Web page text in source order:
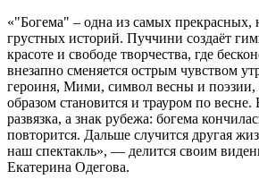
«"Богема" – одна из самых прекрасных,
грустных историй. Пуччини создаёт
красоте и свободе творчества, где
внезапно сменяется острым чувством
героиня, Мими, символ весны и поэзии,
образом становится и трауром по весне.
развязка, а знак рубежа: богема
повторится. Дальше случится другая
наш спектакль», — делится своим
Екатерина Одегова.